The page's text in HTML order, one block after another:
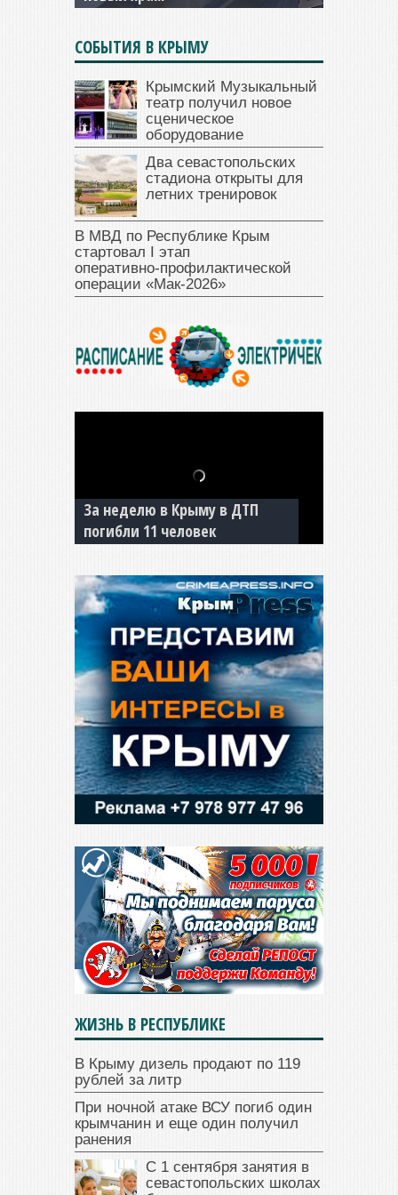
СОБЫТИЯ В КРЫМУ
Крымский Музыкальный
театр получил новое
сценическое
оборудование
Два севастопольских
стадиона открыты для
летних тренировок
В МВД по Республике Крым
стартовал I этап
оперативно‑профилактической
операции «Мак‑2026»
За неделю в Крыму в ДТП
погибли 11 человек
В Джанкое водитель ВАЗа
сбил двух детей на «зебре»
ЖИЗНЬ В РЕСПУБЛИКЕ
В Крыму дизель продают по 119
рублей за литр
При ночной атаке ВСУ погиб один
крымчанин и еще один получил
ранения
С 1 сентября занятия в
севастопольских школах